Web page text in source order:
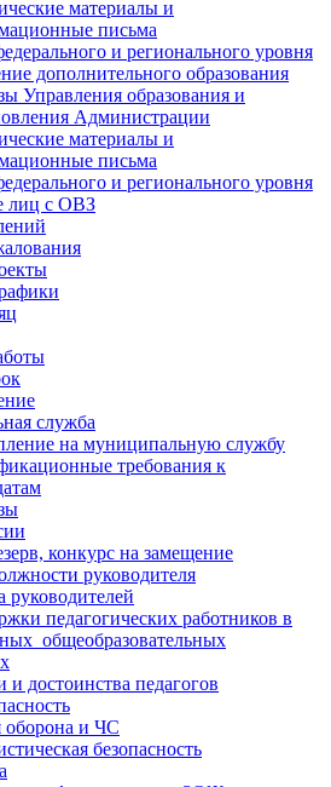
материалы и
письма
и регионального уровня
дополнительного образования
Управления образования и
Администрации
материалы и
письма
и регионального уровня
лиц с ОВЗ
служба
на муниципальную службу
требования к
конкурс на замещение
руководителя
руководителей
педагогических работников в
общеобразовательных
и достоинства педагогов
оборона и ЧС
безопасность